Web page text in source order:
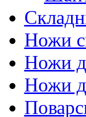
Ножи
Ножи
Ножи